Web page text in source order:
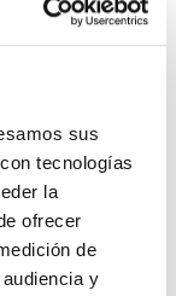
sus
tecnologías
la
ofrecer
de
y
como